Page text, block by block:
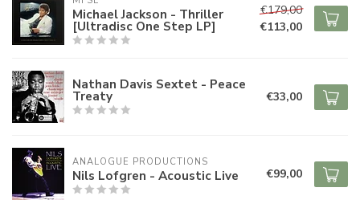
Michael Jackson - Thriller
[Ultradisc One Step LP]
€179,00
€113,00
Nathan Davis Sextet - Peace
Treaty €33,00
ANALOGUE PRODUCTIONS
Nils Lofgren - Acoustic Live €99,00